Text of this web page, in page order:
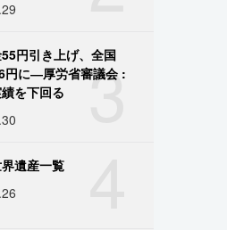
3
円引き上げ、全国
円に―厚労省審議会 :
を下回る
遺産一覧